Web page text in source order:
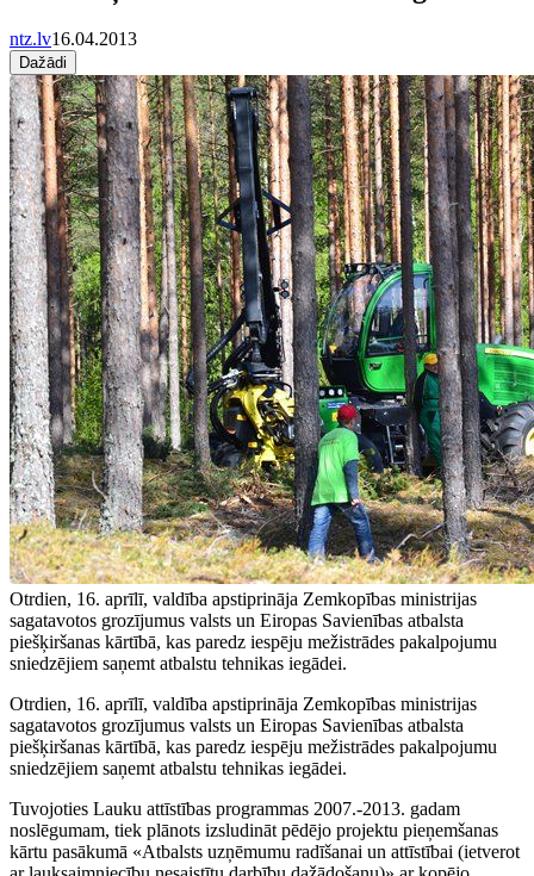
ntz.lv16.04.2013
Dažādi
Otrdien, 16. aprīlī, valdība apstiprināja Zemkopības ministrijas
sagatavotos grozījumus valsts un Eiropas Savienības atbalsta
piešķiršanas kārtībā, kas paredz iespēju mežistrādes pakalpojumu
sniedzējiem saņemt atbalstu tehnikas iegādei.
Otrdien, 16. aprīlī, valdība apstiprināja Zemkopības ministrijas
sagatavotos grozījumus valsts un Eiropas Savienības atbalsta
piešķiršanas kārtībā, kas paredz iespēju mežistrādes pakalpojumu
sniedzējiem saņemt atbalstu tehnikas iegādei.
Tuvojoties Lauku attīstības programmas 2007.-2013. gadam
noslēgumam, tiek plānots izsludināt pēdējo projektu pieņemšanas
kārtu pasākumā «Atbalsts uzņēmumu radīšanai un attīstībai (ietverot